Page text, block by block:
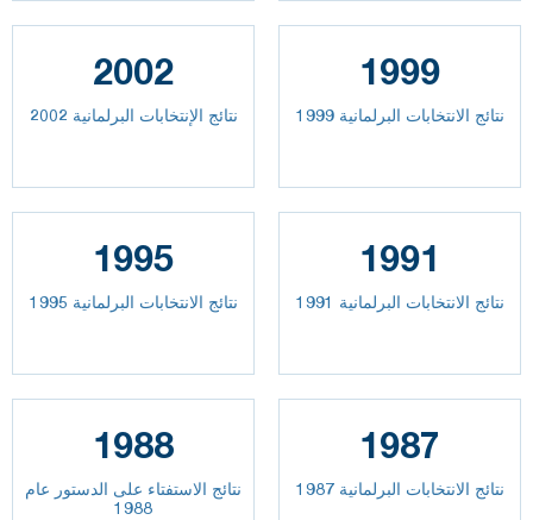
2002
نتائج الإنتخابات البرلمانية 2002
1999
نتائج الانتخابات البرلمانية 1999
1995
نتائج الانتخابات البرلمانية 1995
1991
نتائج الانتخابات البرلمانية 1991
1988
نتائج الاستفتاء على الدستور عام
1988
1987
نتائج الانتخابات البرلمانية 1987